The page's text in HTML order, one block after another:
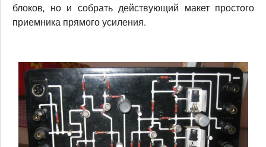
блоков, но и собрать действующий макет простого
приемника прямого усиления.